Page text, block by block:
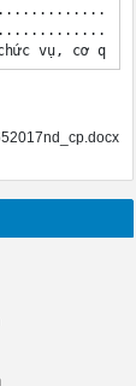
vụ, cơ
đầu tư dự
lượng (đối
thu thực tế
có).